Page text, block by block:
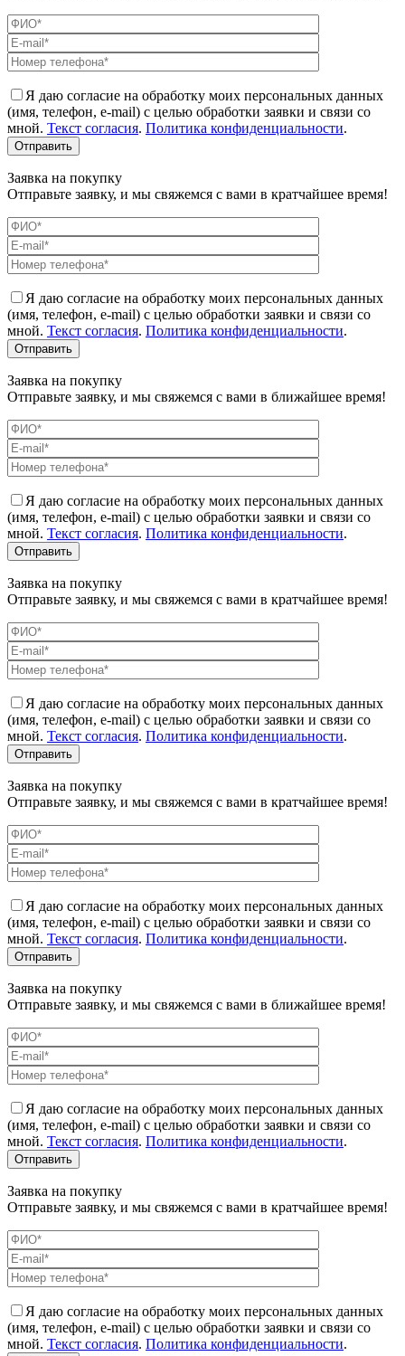
Я даю согласие на обработку моих персональных данных
(имя, телефон, e-mail) с целью обработки заявки и связи со
мной. Текст согласия. Политика конфиденциальности.
Заявка на покупку
Отправьте заявку, и мы свяжемся с вами в кратчайшее время!
Я даю согласие на обработку моих персональных данных
(имя, телефон, e-mail) с целью обработки заявки и связи со
мной. Текст согласия. Политика конфиденциальности.
Заявка на покупку
Отправьте заявку, и мы свяжемся с вами в ближайшее время!
Я даю согласие на обработку моих персональных данных
(имя, телефон, e-mail) с целью обработки заявки и связи со
мной. Текст согласия. Политика конфиденциальности.
Заявка на покупку
Отправьте заявку, и мы свяжемся с вами в кратчайшее время!
Я даю согласие на обработку моих персональных данных
(имя, телефон, e-mail) с целью обработки заявки и связи со
мной. Текст согласия. Политика конфиденциальности.
Заявка на покупку
Отправьте заявку, и мы свяжемся с вами в кратчайшее время!
Я даю согласие на обработку моих персональных данных
(имя, телефон, e-mail) с целью обработки заявки и связи со
мной. Текст согласия. Политика конфиденциальности.
Заявка на покупку
Отправьте заявку, и мы свяжемся с вами в ближайшее время!
Я даю согласие на обработку моих персональных данных
(имя, телефон, e-mail) с целью обработки заявки и связи со
мной. Текст согласия. Политика конфиденциальности.
Заявка на покупку
Отправьте заявку, и мы свяжемся с вами в кратчайшее время!
Я даю согласие на обработку моих персональных данных
(имя, телефон, e-mail) с целью обработки заявки и связи со
мной. Текст согласия. Политика конфиденциальности.